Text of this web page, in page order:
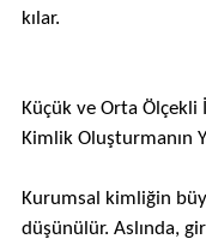
kılar.
Küçük ve Orta Ölçekli
Kimlik Oluşturmanın
Kurumsal kimliğin
düşünülür. Aslında,